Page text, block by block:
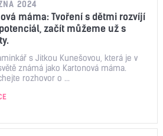
2024
máma: Tvoření s dětmi rozvíjí
začít můžeme už s
s Jitkou Kunešovou, která je v
známá jako Kartonová máma.
rozhovor o ...